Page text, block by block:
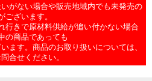
グスの重点課題
針
物件募集・購入
がない場合や販売地域内でも未発売の
ございます。
行きで原材料供給が追い付かない場合
の商品であっても
ます。商品のお取り扱いについては、
合せください。